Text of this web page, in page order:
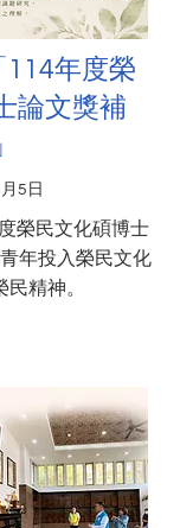
114年度榮
論文獎補
5日
榮民文化碩博士
年投入榮民文化
精神。